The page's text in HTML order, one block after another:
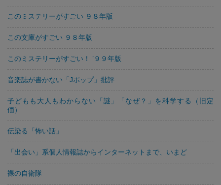
このミステリーがすごい ９８年版
この文庫がすごい ９８年版
このミステリーがすごい！ ’９９年版
音楽誌が書かない「Jポップ」批評
子どもも大人もわからない「謎」「なぜ？」を科学する（旧定
価）
伝染る「怖い話」
「出会い」系個人情報誌からインターネットまで、いまど
裸の自衛隊